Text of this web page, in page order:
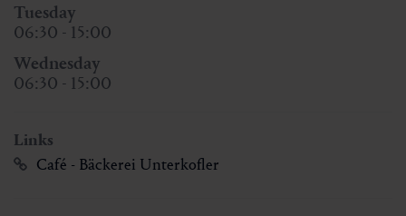
Tuesday
06:30 - 15:00
Wednesday
06:30 - 15:00
Links
Café - Bäckerei Unterkofler